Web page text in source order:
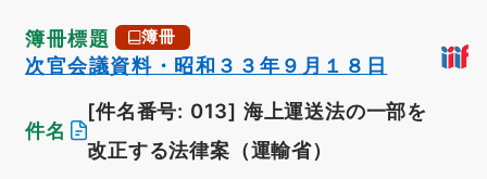
簿冊標題 簿冊
次官会議資料・昭和３３年９月１８日
件名
[件名番号: 013] 海上運送法の一部を
改正する法律案（運輸省）